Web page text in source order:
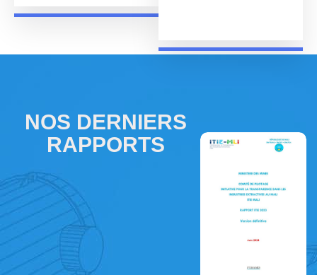
NOS DERNIERS
RAPPORTS